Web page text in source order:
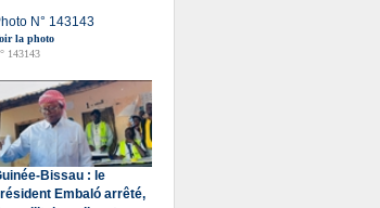
N° 143143
la photo
143143
Bissau : le
Embaló arrêté,